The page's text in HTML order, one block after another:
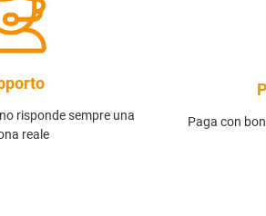
risponde sempre una
reale
Paga con